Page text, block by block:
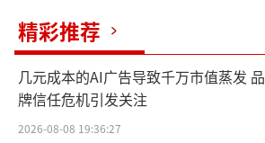
精彩推荐
几元成本的AI广告导致千万市值蒸发 品
牌信任危机引发关注
2026-08-08 19:36:27